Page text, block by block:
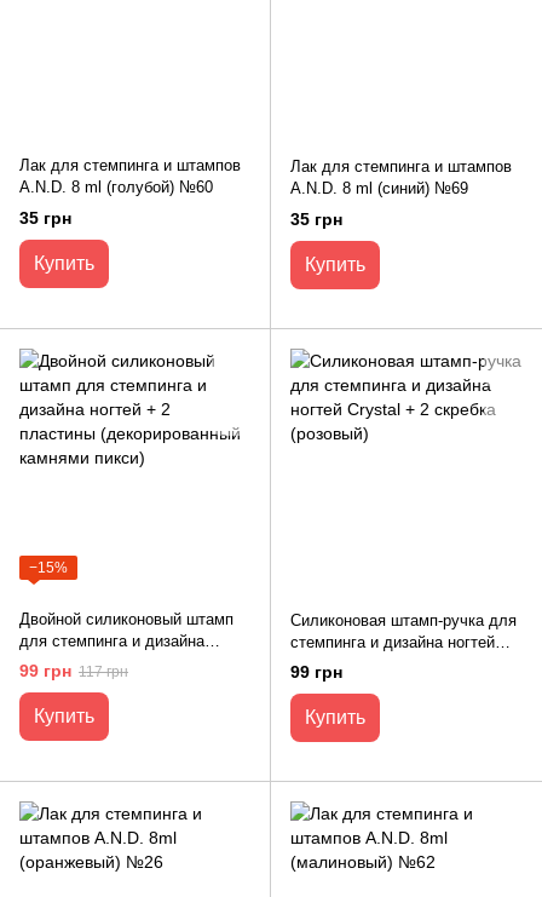
Лак для стемпинга и штампов
A.N.D. 8 ml (голубой) №60
35 грн
Купить
Лак для стемпинга и штампов
A.N.D. 8 ml (синий) №69
35 грн
Купить
−15%
Двойной силиконовый штамп
для стемпинга и дизайна
ногтей + 2 пластины
(декорированный камнями
пикси)
99 грн 117 грн
Купить
Силиконовая штамп-ручка для
стемпинга и дизайна ногтей
Crystal + 2 скребка (розовый)
99 грн
Купить